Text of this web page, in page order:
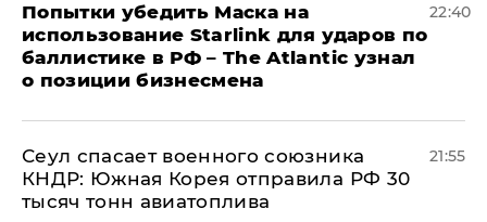
Попытки убедить Маска на
использование Starlink для ударов по
баллистике в РФ – The Atlantic узнал
о позиции бизнесмена
22:40
​Сеул спасает военного союзника
КНДР: Южная Корея отправила РФ 30
тысяч тонн авиатоплива
21:55